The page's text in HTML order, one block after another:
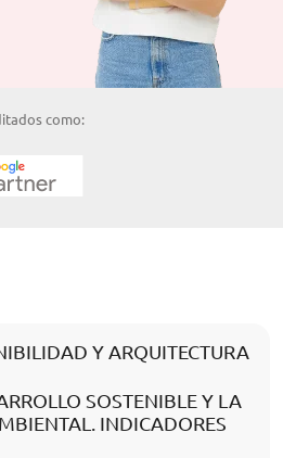
como:
Y ARQUITECTURA
SOSTENIBLE Y LA
INDICADORES